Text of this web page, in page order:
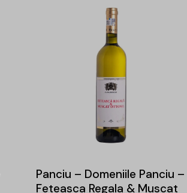
Panciu – Domeniile Panciu –
Feteasca Regala & Muscat